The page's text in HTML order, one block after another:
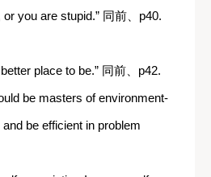
or you are stupid.” 同前、p40.
place to be.” 同前、p42.
be masters of environment-
be efficient in problem